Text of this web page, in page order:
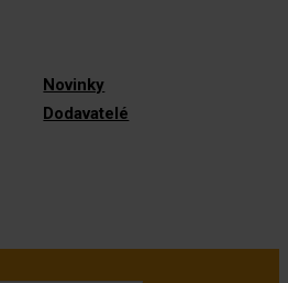
Novinky
Dodavatelé